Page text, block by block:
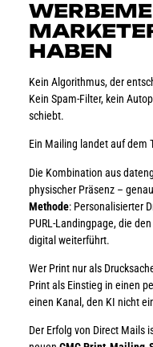
HABEN
Kein Algorithmus, der
Kein Spam-Filter, kein
schiebt.
Ein Mailing landet auf dem
Die Kombination aus
physischer Präsenz –
Methode: Personalisierter
PURL-Landingpage, die
digital weiterführt.
Wer Print nur als
Print als Einstieg in einen
einen Kanal, den KI nicht
Der Erfolg von Direct Mails